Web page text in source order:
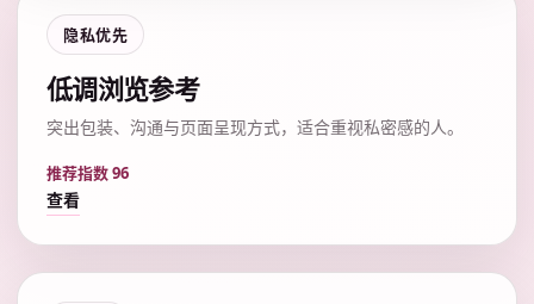
隐私优先
低调浏览参考
突出包装、沟通与页面呈现方式，适合重视私密感的人。
推荐指数 96
查看